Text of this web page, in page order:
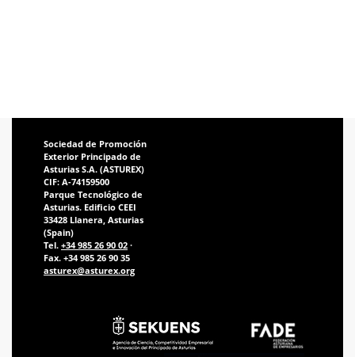
Sociedad de Promoción
Exterior Principado de
Asturias S.A. (ASTUREX)
CIF: A-74159500
Parque Tecnológico de
Asturias. Edificio CEEI
33428 Llanera, Asturias
(Spain)
Tel. +34 985 26 90 02 ·
Fax. +34 985 26 90 35
asturex@asturex.org